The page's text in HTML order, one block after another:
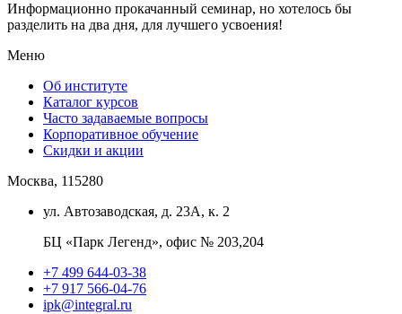
Информационно прокачанный семинар, но хотелось бы
разделить на два дня, для лучшего усвоения!
Меню
Об институте
Каталог курсов
Часто задаваемые вопросы
Корпоративное обучение
Скидки и акции
Москва, 115280
ул. Автозаводская, д. 23А, к. 2
БЦ «Парк Легенд», офис № 203,204
+7 499 644-03-38
+7 917 566-04-76
ipk@integral.ru